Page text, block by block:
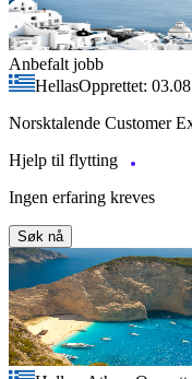
Anbefalt jobb
HellasOpprettet:
Norsktalende Customer
Hjelp til flytting
Ingen erfaring kreves
Søk nå